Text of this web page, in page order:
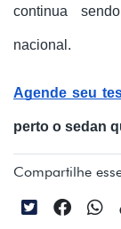
continua
nacional.
Agende seu
perto o sedan
Compartilhe